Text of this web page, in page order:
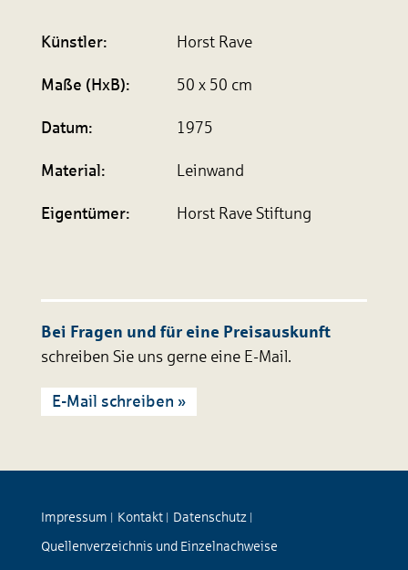
Künstler: Horst Rave
Maße (HxB): 50 x 50 cm
Datum: 1975
Material: Leinwand
Eigen­tümer: Horst Rave Stiftung
Bei Fragen und für eine Preisauskunft
schreiben Sie uns gerne eine E-Mail.
E-Mail schreiben »
Impressum Kontakt| Datenschutz
Quellenverzeichnis und Einzelnachweise